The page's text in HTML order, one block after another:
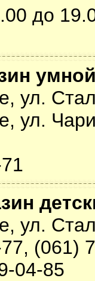
до
ул.
ул.
ул.
(061)
04-85